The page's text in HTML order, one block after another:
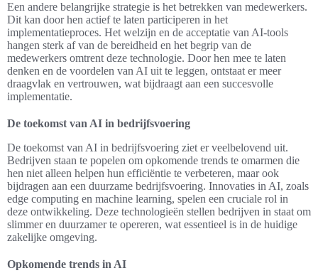
Een andere belangrijke strategie is het betrekken van medewerkers.
Dit kan door hen actief te laten participeren in het
implementatieproces. Het welzijn en de acceptatie van AI-tools
hangen sterk af van de bereidheid en het begrip van de
medewerkers omtrent deze technologie. Door hen mee te laten
denken en de voordelen van AI uit te leggen, ontstaat er meer
draagvlak en vertrouwen, wat bijdraagt aan een succesvolle
implementatie.
De toekomst van AI in bedrijfsvoering
De toekomst van AI in bedrijfsvoering ziet er veelbelovend uit.
Bedrijven staan te popelen om opkomende trends te omarmen die
hen niet alleen helpen hun efficiëntie te verbeteren, maar ook
bijdragen aan een duurzame bedrijfsvoering. Innovaties in AI, zoals
edge computing en machine learning, spelen een cruciale rol in
deze ontwikkeling. Deze technologieën stellen bedrijven in staat om
slimmer en duurzamer te opereren, wat essentieel is in de huidige
zakelijke omgeving.
Opkomende trends in AI